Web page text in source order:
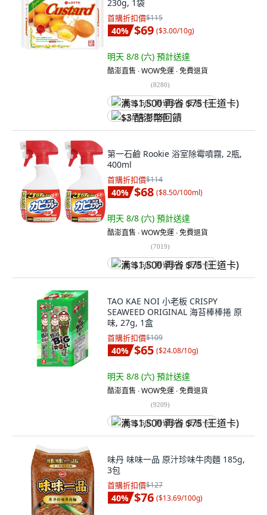
230g, 1袋
首購折扣價$115
40% $69 ($3.00/10g)
明天 8/8 (六) 預計送達
酷澎直售 ∙ WOW免運 ∙ 免費退貨
(8280)
满 $1,500 再省 $75 (王道卡)
$3 酷澎幣回饋
第一石鹼 Rookie 浴室除霉噴霧, 2瓶,
400ml
首購折扣價$114
40% $68 ($8.50/100ml)
明天 8/8 (六) 預計送達
酷澎直售 ∙ WOW免運 ∙ 免費退貨
(7019)
满 $1,500 再省 $75 (王道卡)
TAO KAE NOI 小老板 CRISPY
SEAWEED ORIGINAL 海苔棒棒捲 原
味, 27g, 1盒
首購折扣價$109
40% $65 ($24.08/10g)
明天 8/8 (六) 預計送達
酷澎直售 ∙ WOW免運 ∙ 免費退貨
(9209)
满 $1,500 再省 $75 (王道卡)
味丹 味味一品 原汁珍味牛肉麵 185g,
3包
首購折扣價$127
40% $76 ($13.69/100g)